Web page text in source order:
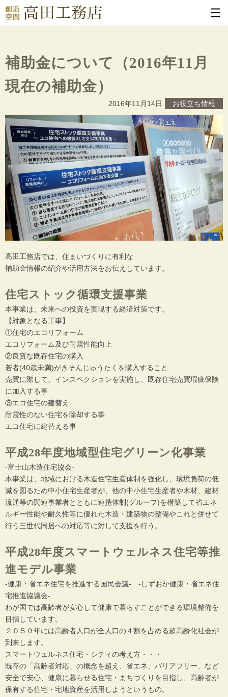
補助金について（2016年11月
現在の補助金）
2016年11月14日 お役立ち情報
高田工務店では、住まいづくりに有利な
補助金情報の紹介や活用方法をお伝えしています。
住宅ストック循環支援事業
本事業は、未来への投資を実現する経済対策です。
【対象となる工事】
①住宅のエコリフォーム
エコリフォーム及び耐震性能向上
②良質な既存住宅の購入
若者(40歳未満)がきそんじゅうたくを購入すること
売買に際して、インスペクションを実施し、既存住宅売買瑕疵保険
に加入する事
③エコ住宅の建替え
耐震性のない住宅を除却する事
エコ住宅に建替える事
平成28年度地域型住宅グリーン化事業
-富士山木造住宅協会-
本事業は、地域における木造住宅生産体制を強化し、環境負荷の低
減を図るため中小住宅生産者が、他の中小住宅生産者や木材、建材
流通等の関連事業者とともに連携体制(グループ)を構築して省エネ
ルギー性能や耐久性等に優れた木造・建築物の整備やこれと併せて
行う三世代同居への対応等に対して支援を行う。
平成28年度スマートウェルネス住宅等推
進モデル事業
-健康・省エネ住宅を推進する国民会議- -しずおか健康・省エネ住
宅推進協議会-
わが国では高齢者が安心して健康で暮らすことができる環境整備を
目指しています。
２０５０年には高齢者人口が全人口の４割を占める超高齢化社会が
到来します。
スマートウェルネス住宅・シティの考え方・・・
既存の「高齢者対応」の概念を超え、省エネ、バリアフリー、など
安全で安心、健康に暮らせる住宅・まちづくりを目指し、高齢者が
保有する住宅・宅地資産を活用しようというもの。